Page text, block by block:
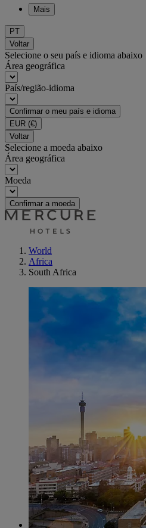
Mais
PT
Voltar
Selecione o seu país e idioma abaixo
Área geográfica
País/região-idioma
Confirmar o meu país e idioma
EUR (€)
Voltar
Selecione a moeda abaixo
Área geográfica
Moeda
Confirmar a moeda
World
Africa
South Africa